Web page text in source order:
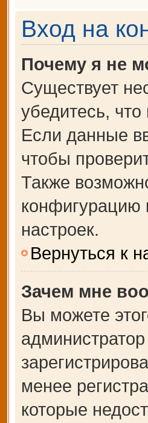
Вход на
Почему я не
Существует
убедитесь,
Если данные
чтобы
Также
конфигурацию
настроек.
Вернуться к
Зачем мне
Вы можете
менее
которые